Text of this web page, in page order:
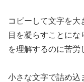
コピーして文字を大
目を凝らすことに
を理解するのに苦労
小さな文字で詰め込